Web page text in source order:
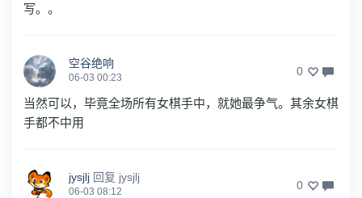
写。。
空谷绝响
06-03 00:23 0
当然可以，毕竟全场所有女棋手中，就她最争气。其余女棋
手都不中用
jysjlj 回复 jysjlj
06-03 08:12 0